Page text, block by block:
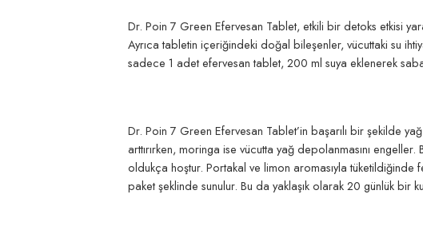
Dr. Poin 7 Green Efervesan Tablet, etkili bir detoks etkisi
Ayrıca tabletin içeriğindeki doğal bileşenler, vücuttaki su
sadece 1 adet efervesan tablet, 200 ml suya eklenerek
Dr. Poin 7 Green Efervesan Tablet’in başarılı bir şekilde
arttırırken, moringa ise vücutta yağ depolanmasını
oldukça hoştur. Portakal ve limon aromasıyla
paket şeklinde sunulur. Bu da yaklaşık olarak 20 günlük bir